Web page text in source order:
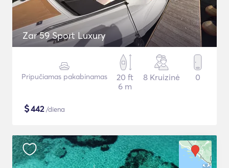
Zar 59 Sport Luxury
Pripučiamas pakabinamas
20 ft
6 m
8 Kruizinė 0
$442/diena